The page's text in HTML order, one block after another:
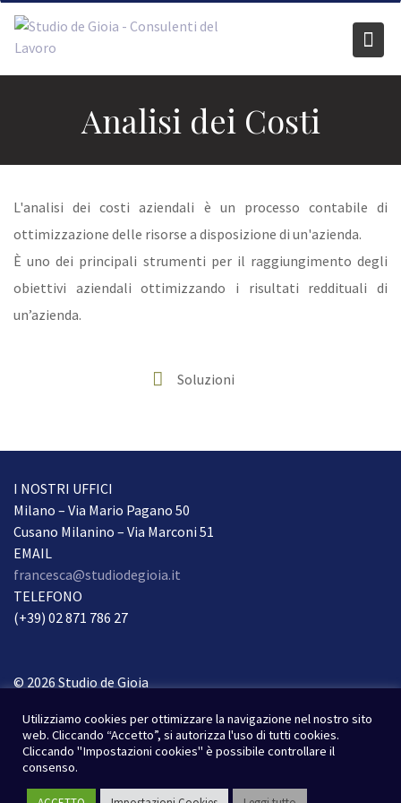
content
Analisi dei Costi
L'analisi dei costi aziendali è un processo contabile di
ottimizzazione delle risorse a disposizione di un'azienda.
È uno dei principali strumenti per il raggiungimento degli
obiettivi aziendali ottimizzando i risultati reddituali di
un’azienda.
Soluzioni
I NOSTRI UFFICI
Milano – Via Mario Pagano 50
Cusano Milanino – Via Marconi 51
EMAIL
francesca@studiodegioia.it
TELEFONO
(+39) 02 871 786 27
© 2026 Studio de Gioia
Condizioni Privacy
Webdesign & webdevelopment
Susad-design.com
Utilizziamo cookies per ottimizzare la navigazione nel nostro sito
web. Cliccando “Accetto”, si autorizza l'uso di tutti cookies.
Cliccando "Impostazioni cookies" è possibile controllare il
consenso.